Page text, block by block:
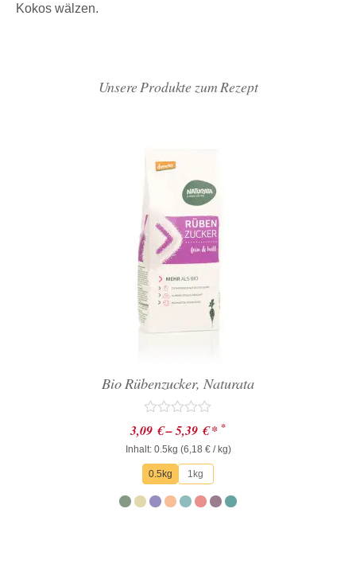
Kokos wälzen.
Unsere Produkte zum Rezept
Bio Rübenzucker, Naturata
Bewertet
mit
0
von
5
3,09 €–5,39 €* *
Inhalt: 0.5kg (6,18 €/ kg)
0.5kg 1kg